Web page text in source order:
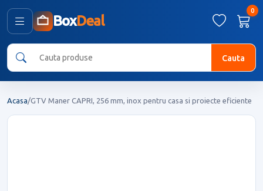
BoxDeal
0
Cauta
Acasa/GTV Maner CAPRI, 256 mm, inox pentru casa si proiecte eficiente